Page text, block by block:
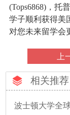
(Tops6868)，托
学子顺利获得美
对您未来留学会
上
相关推荐
波士顿大学全